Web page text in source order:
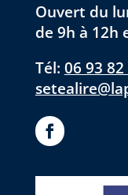
Ouvert du
de 9h à 12h
Tél: 06 93